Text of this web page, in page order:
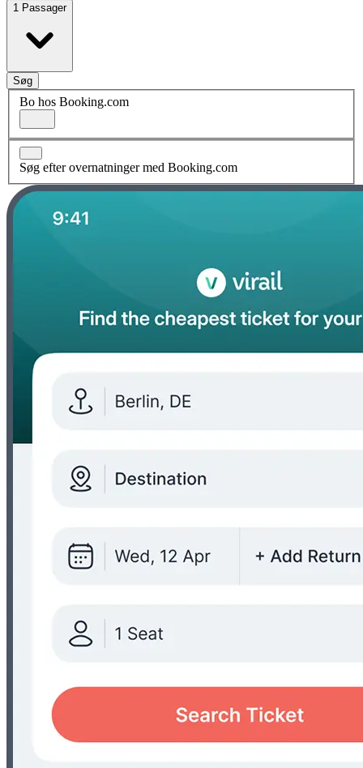
1 Passager
Søg
Bo hos Booking.com
Søg efter overnatninger med Booking.com